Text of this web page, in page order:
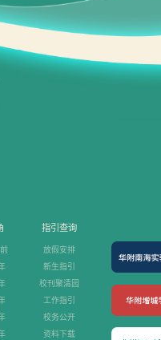
指引查询
放假安排
新生指引
校刊聚清园
工作指引
校务公开
资料下载